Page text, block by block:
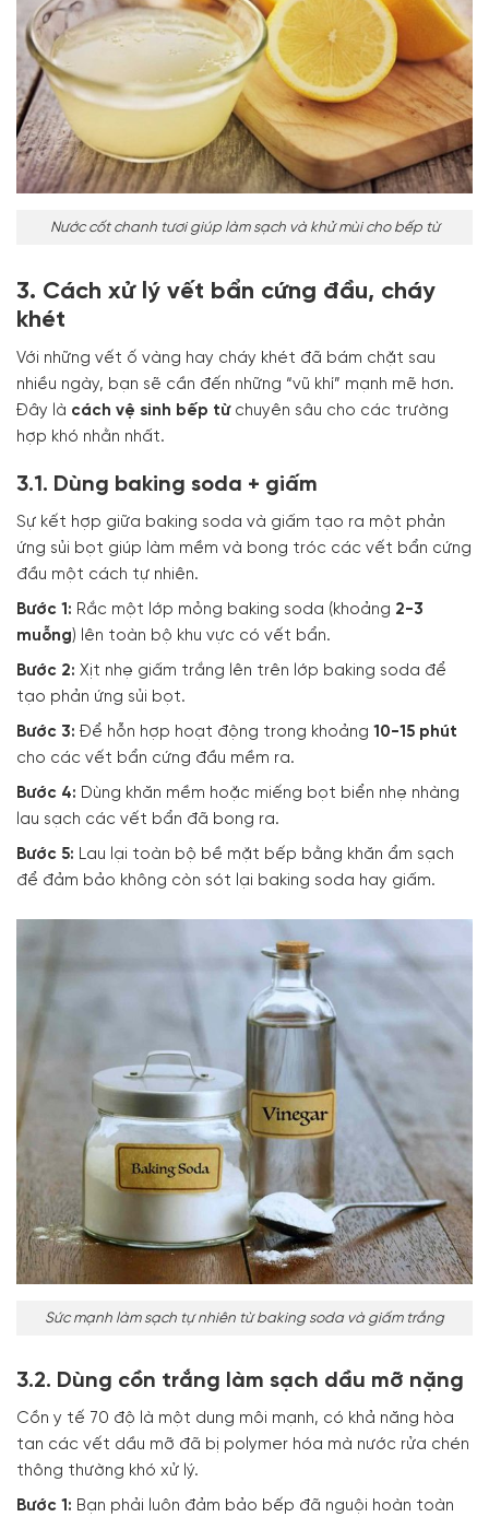
Nước cốt chanh tươi giúp làm sạch và khử mùi cho bếp từ
3. Cách xử lý vết bẩn cứng đầu, cháy
khét
Với những vết ố vàng hay cháy khét đã bám chặt sau
nhiều ngày, bạn sẽ cần đến những “vũ khí” mạnh mẽ hơn.
Đây là cách vệ sinh bếp từchuyên sâu cho các trường
hợp khó nhằn nhất.
3.1. Dùng baking soda + giấm
Sự kết hợp giữa baking soda và giấm tạo ra một phản
ứng sủi bọt giúp làm mềm và bong tróc các vết bẩn cứng
đầu một cách tự nhiên.
Bước 1: Rắc một lớp mỏng baking soda (khoảng 2-3
muỗng) lên toàn bộ khu vực có vết bẩn.
Bước 2: Xịt nhẹ giấm trắng lên trên lớp baking soda để
tạo phản ứng sủi bọt.
Bước 3: Để hỗn hợp hoạt động trong khoảng 10-15 phút
cho các vết bẩn cứng đầu mềm ra.
Bước 4: Dùng khăn mềm hoặc miếng bọt biển nhẹ nhàng
lau sạch các vết bẩn đã bong ra.
Bước 5: Lau lại toàn bộ bề mặt bếp bằng khăn ẩm sạch
để đảm bảo không còn sót lại baking soda hay giấm.
Sức mạnh làm sạch tự nhiên từ baking soda và giấm trắng
3.2. Dùng cồn trắng làm sạch dầu mỡ nặng
Cồn y tế 70 độ là một dung môi mạnh, có khả năng hòa
tan các vết dầu mỡ đã bị polymer hóa mà nước rửa chén
thông thường khó xử lý.
Bước 1: Bạn phải luôn đảm bảo bếp đã nguội hoàn toàn